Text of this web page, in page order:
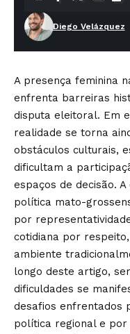
Diego Velázquez
A presença feminina
enfrenta barreiras
disputa eleitoral. Em
realidade se torna
obstáculos culturais,
dificultam a
espaços de decisão.
política mato-
por
cotidiana por
ambiente
longo deste artigo,
dificuldades se
desafios enfrentados
política regional e